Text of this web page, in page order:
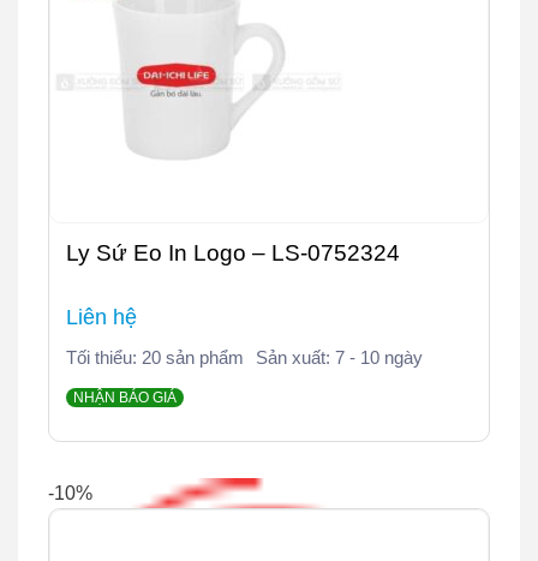
Ly Sứ Eo In Logo – LS-0752324
Liên hệ
Tối thiểu: 20 sản phẩm Sản xuất: 7 - 10 ngày
NHẬN BÁO GIÁ
-10%